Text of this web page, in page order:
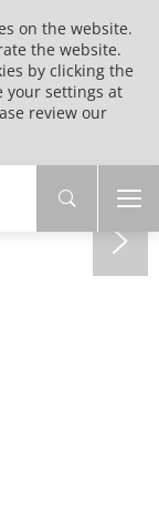
on the website.
the website.
by clicking the
your settings at
review our